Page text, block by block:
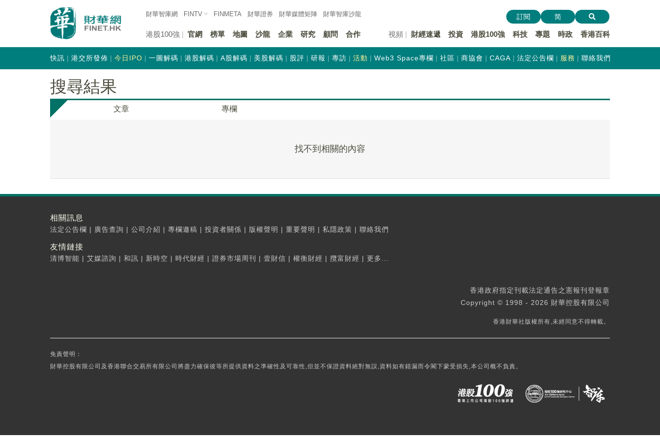
財華智庫網 FINTV FINMETA 財華證券 財華媒體矩陣 財華智庫沙龍
港股100強 官網 榜單 地圖 沙龍 企業 研究 顧問 合作 視頻 財經速遞 投資 港股100強 科技 專題 時政 香港百科
訂閱 简
快訊 港交所發佈 今日IPO 一圖解碼 港股解碼 A股解碼 美股解碼 股評 研報 專訪 活動 Web3 Space專欄 社區 商協會 CAGA 法定公告欄 服務 聯絡我們
搜尋結果
文章 專欄
找不到相關的內容
相關訊息
法定公告欄 | 廣告查詢 | 公司介紹 | 專欄邀稿 | 投資者關係 | 版權聲明 | 重要聲明 | 私隱政策 | 聯絡我們
友情鏈接
清博智能 | 艾媒諮詢 | 和訊 | 新時空 | 時代財經 | 證券市場周刊 | 壹財信 | 權衡財經 | 攬富財經 | 更多...
香港政府指定刊載法定通告之憲報刊登報章
Copyright © 1998 - 2026 財華控股有限公司
香港財華社版權所有,未經同意不得轉載。
免責聲明：
財華控股有限公司及香港聯合交易所有限公司將盡力確保彼等所提供資料之準確性及可靠性,但並不保證資料絕對無誤,資料如有錯漏而令閣下蒙受損失,本公司概不負責。